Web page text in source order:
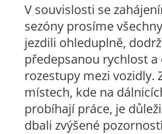
V souvislosti se
sezóny prosíme
jezdili ohleduplně,
předepsanou rychlost
rozestupy mezi vozidly.
místech, kde na
probíhají práce, je
dbali zvýšené